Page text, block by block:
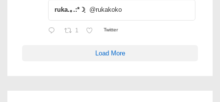
ruka.｡.:*☽ฺ @rukakoko
1 Twitter
Load More